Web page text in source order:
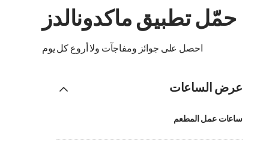
حمّل تطبيق ماكدونالدز
احصل على جوائز ومفاجآت ولا أروع كل يوم
عرض الساعات
ساعات عمل المطعم